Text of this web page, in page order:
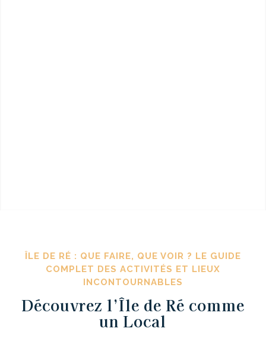
ÎLE DE RÉ : QUE FAIRE, QUE VOIR ? LE GUIDE
COMPLET DES ACTIVITÉS ET LIEUX
INCONTOURNABLES
Découvrez l’Île de Ré comme
un Local